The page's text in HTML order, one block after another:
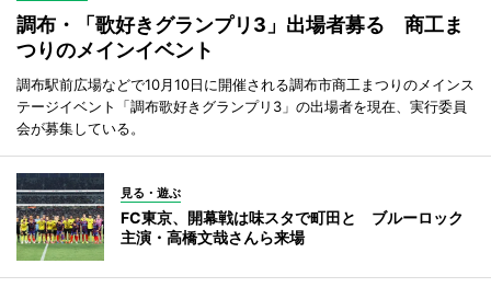
調布・「歌好きグランプリ3」出場者募る 商工ま
つりのメインイベント
調布駅前広場などで10月10日に開催される調布市商工まつりのメインス
テージイベント「調布歌好きグランプリ3」の出場者を現在、実行委員
会が募集している。
見る・遊ぶ
FC東京、開幕戦は味スタで町田と ブルーロック
主演・高橋文哉さんら来場